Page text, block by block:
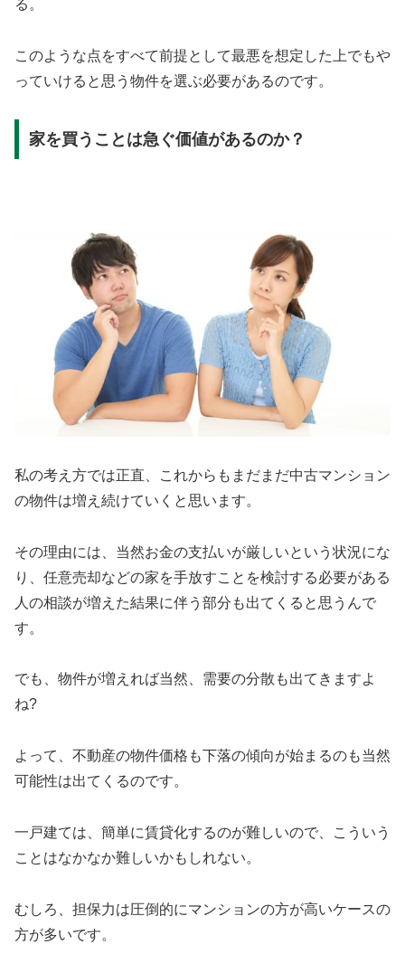
る。
このような点をすべて前提として最悪を想定した上でもや
っていけると思う物件を選ぶ必要があるのです。
家を買うことは急ぐ価値があるのか？
私の考え方では正直、これからもまだまだ中古マンション
の物件は増え続けていくと思います。
その理由には、当然お金の支払いが厳しいという状況にな
り、任意売却などの家を手放すことを検討する必要がある
人の相談が増えた結果に伴う部分も出てくると思うんで
す。
でも、物件が増えれば当然、需要の分散も出てきますよ
ね?
よって、不動産の物件価格も下落の傾向が始まるのも当然
可能性は出てくるのです。
一戸建ては、簡単に賃貸化するのが難しいので、こういう
ことはなかなか難しいかもしれない。
むしろ、担保力は圧倒的にマンションの方が高いケースの
方が多いです。